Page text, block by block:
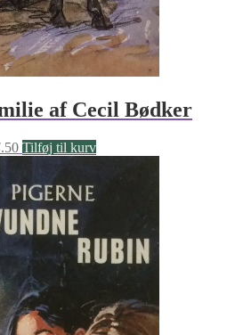
af Cecil Bødker
Den
er:
kr. 27.50.
Tilføj til kurv